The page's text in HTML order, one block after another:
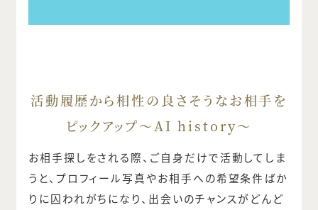
活動履歴から相性の良さそうなお相手を
ピックアップ～AI history～
お相手探しをされる際、ご自身だけで活動してしま
うと、プロフィール写真やお相手への希望条件ばか
りに囚われがちになり、出会いのチャンスがどんど